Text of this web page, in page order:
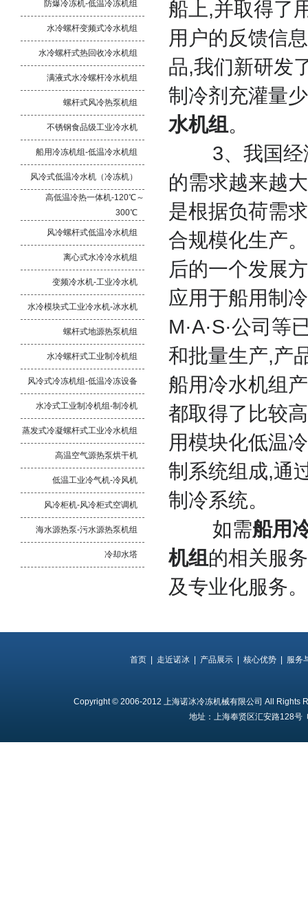
防爆冷冻机-低温冷冻机组
水冷螺杆变频式冷水机组
水冷螺杆式热回收冷水机组
满液式水冷螺杆冷水机组
螺杆式风冷热泵机组
不锈钢食品级工业冷水机
船用冷冻机组-低温冷水机组
风冷式低温冷水机（冷冻机）
高低温冷热一体机-120℃～
300℃
风冷螺杆式低温冷水机组
离心式水冷冷水机组
变频冷水机-工业冷水机
水冷模块式工业冷水机-冰水机
螺杆式地源热泵机组
水冷螺杆式工业制冷机组
风冷式冷冻机组-低温冷冻设备
水冷式工业制冷机组-制冷机
蒸发式冷凝螺杆式工业冷水机组
高温空气源热泵烘干机
低温工业冷气机-冷风机
风冷柜机-风冷柜式空调机
海水源热泵-污水源热泵机组
冷却水塔
船上,并取得了
用户的反馈信
品,我们新研发
制冷剂充灌量
水机组 。
3、我国经
的需求越来越
是根据负荷需
合规模化生产
后的一个发展
应用于船用制
M·A·S·公司
和批量生产,产
船用冷水机组
都取得了比较
用模块化低温
制系统组成,通
制冷系统。
如需船用
机组 的相关服
及专业化服务。
首页 走近诺冰 产品展示 核心优势 服务
Copyright © 2006-2012 上海诺冰冷冻机械有限公司 All Rights
地址：上海奉贤区汇安路128